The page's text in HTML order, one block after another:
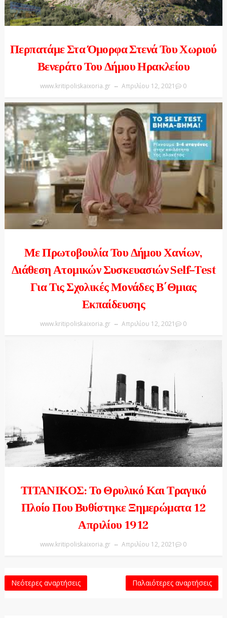
Περπατάμε Στα Όμορφα Στενά Του Χωριού
Βενεράτο Του Δήμου Ηρακλείου
www.kritipoliskaixoria.gr Απριλίου 12, 2021 0
Με Πρωτοβουλία Του Δήμου Χανίων,
Διάθεση Ατομικών Συσκευασιών Self–Test
Για Τις Σχολικές Μονάδες Β΄θμιας
Εκπαίδευσης
www.kritipoliskaixoria.gr Απριλίου 12, 2021 0
ΤΙΤΑΝΙΚΟΣ: Το Θρυλικό Και Τραγικό
Πλοίο Που Βυθίστηκε Ξημερώματα 12
Απριλίου 1912
www.kritipoliskaixoria.gr Απριλίου 12, 2021 0
Νεότερες αναρτήσεις Παλαιότερες αναρτήσεις